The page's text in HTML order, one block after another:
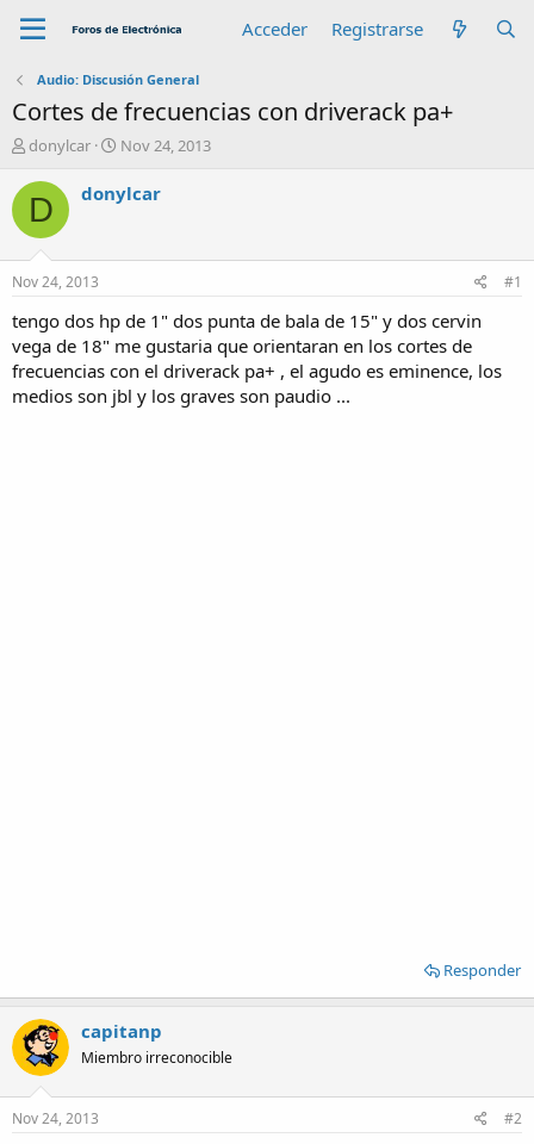
Acceder Registrarse
Audio: Discusión General
Cortes de frecuencias con driverack pa+
A
t
o
r
donylcar
F
c
h
n
c
i
o
Nov 24, 2013
D donylcar
Nov 24, 2013 #1
tengo dos hp de 1" dos punta de bala de 15" y dos cervin
vega de 18" me gustaria que orientaran en los cortes de
frecuencias con el driverack pa+ , el agudo es eminence, los
medios son jbl y los graves son paudio ...
Responder
capitanp
Miembro irreconocible
Nov 24, 2013 #2